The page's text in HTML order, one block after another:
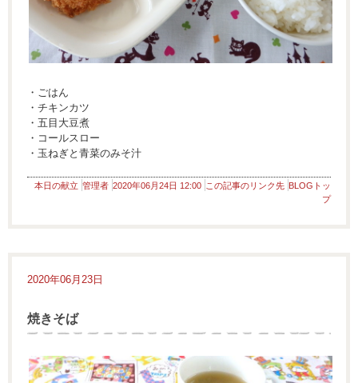
・ごはん
・チキンカツ
・五目大豆煮
・コールスロー
・玉ねぎと青菜のみそ汁
本日の献立 管理者 2020年06月24日 12:00 この記事のリンク先 BLOGトッ
プ
2020年06月23日
焼きそば